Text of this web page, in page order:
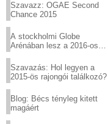
Szavazz: OGAE Second
Chance 2015
A stockholmi Globe
Arénában lesz a 2016-os
Szavazás: Hol legyen a
2015-ös rajongói találkozó?
Blog: Bécs tényleg kitett
magáért